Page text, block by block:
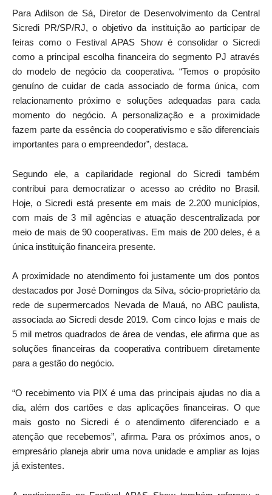
Para Adilson de Sá, Diretor de Desenvolvimento da Central
Sicredi PR/SP/RJ, o objetivo da instituição ao participar de
feiras como o Festival APAS Show é consolidar o Sicredi
como a principal escolha financeira do segmento PJ através
do modelo de negócio da cooperativa. “Temos o propósito
genuíno de cuidar de cada associado de forma única, com
relacionamento próximo e soluções adequadas para cada
momento do negócio. A personalização e a proximidade
fazem parte da essência do cooperativismo e são diferenciais
importantes para o empreendedor”, destaca.
Segundo ele, a capilaridade regional do Sicredi também
contribui para democratizar o acesso ao crédito no Brasil.
Hoje, o Sicredi está presente em mais de 2.200 municípios,
com mais de 3 mil agências e atuação descentralizada por
meio de mais de 90 cooperativas. Em mais de 200 deles, é a
única instituição financeira presente.
A proximidade no atendimento foi justamente um dos pontos
destacados por José Domingos da Silva, sócio-proprietário da
rede de supermercados Nevada de Mauá, no ABC paulista,
associada ao Sicredi desde 2019. Com cinco lojas e mais de
5 mil metros quadrados de área de vendas, ele afirma que as
soluções financeiras da cooperativa contribuem diretamente
para a gestão do negócio.
“O recebimento via PIX é uma das principais ajudas no dia a
dia, além dos cartões e das aplicações financeiras. O que
mais gosto no Sicredi é o atendimento diferenciado e a
atenção que recebemos”, afirma. Para os próximos anos, o
empresário planeja abrir uma nova unidade e ampliar as lojas
já existentes.